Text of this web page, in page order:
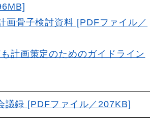
画骨子検討資料 [PDFファイル／
計画策定のためのガイドライン
議録 [PDFファイル／207KB]